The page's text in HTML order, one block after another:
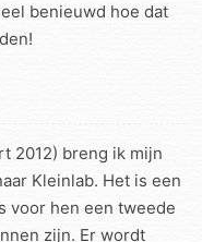
benieuwd hoe dat
2012) breng ik mijn
Kleinlab. Het is een
voor hen een tweede
zijn. Er wordt